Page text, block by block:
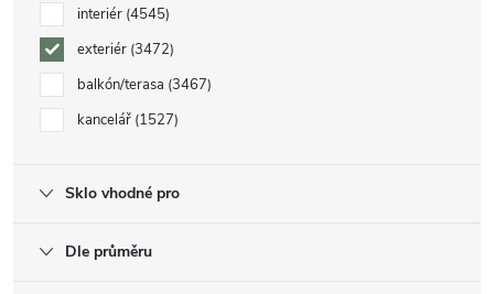
interiér 4545
exteriér 3472
balkón/terasa 3467
kancelář 1527
Sklo vhodné pro
Dle průměru